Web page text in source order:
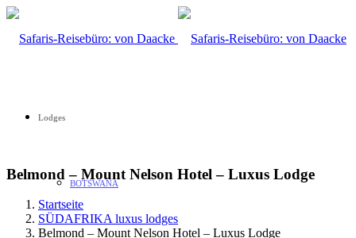
Lodges
BOTSWANA
Belmond – Mount Nelson Hotel – Luxus Lodge
Startseite
SÜDAFRIKA luxus lodges
Belmond – Mount Nelson Hotel – Luxus Lodge